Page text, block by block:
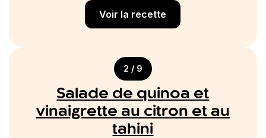
Voir la recette
2 / 9
Salade de quinoa et
vinaigrette au citron et au
tahini